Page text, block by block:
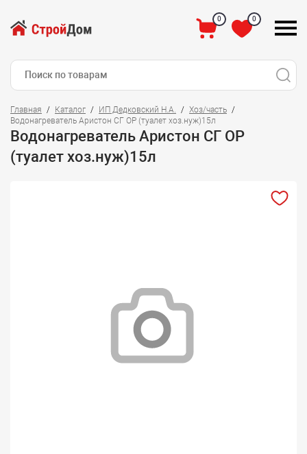
0 0
Главная Каталог ИП Дедковский Н.А.
Хоз/часть
Водонагреватель Аристон СГ ОР (туалет хоз.нуж)15л
Водонагреватель Аристон СГ ОР
(туалет хоз.нуж)15л